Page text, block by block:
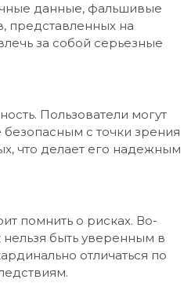
данные, фальшивые
представленных на
за собой серьезные
Пользователи могут
с точки зрения
что делает его надежным
помнить о рисках. Во-
быть уверенным в
отличаться по